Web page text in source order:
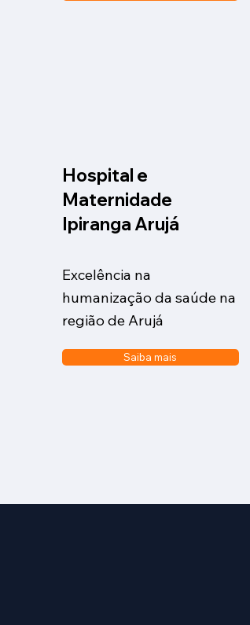
Hospital e
Maternidade
Ipiranga Arujá
Excelência na
humanização da saúde na
região de Arujá
Saiba mais